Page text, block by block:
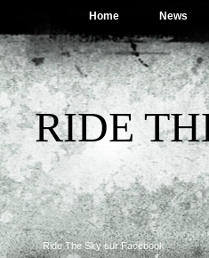
Home News
RIDE
Ride The Sky sur Facebook